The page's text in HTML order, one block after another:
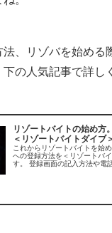
、リゾバを始める
の人気記事で詳し
リゾートバイトの始め方
＜リゾートバイトダイブ
これからリゾートバイトを始
への登録方法を＜リゾートバ
す。 登録画面の記入方法や電